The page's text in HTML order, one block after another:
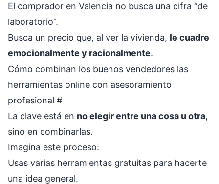
El comprador en Valencia no busca una cifra “de
laboratorio”.
Busca un precio que, al ver la vivienda, le cuadre
emocionalmente y racionalmente.
Cómo combinan los buenos vendedores las
herramientas online con asesoramiento
profesional #
La clave está en no elegir entre una cosa u otra,
sino en combinarlas.
Imagina este proceso:
Usas varias herramientas gratuitas para hacerte
una idea general.